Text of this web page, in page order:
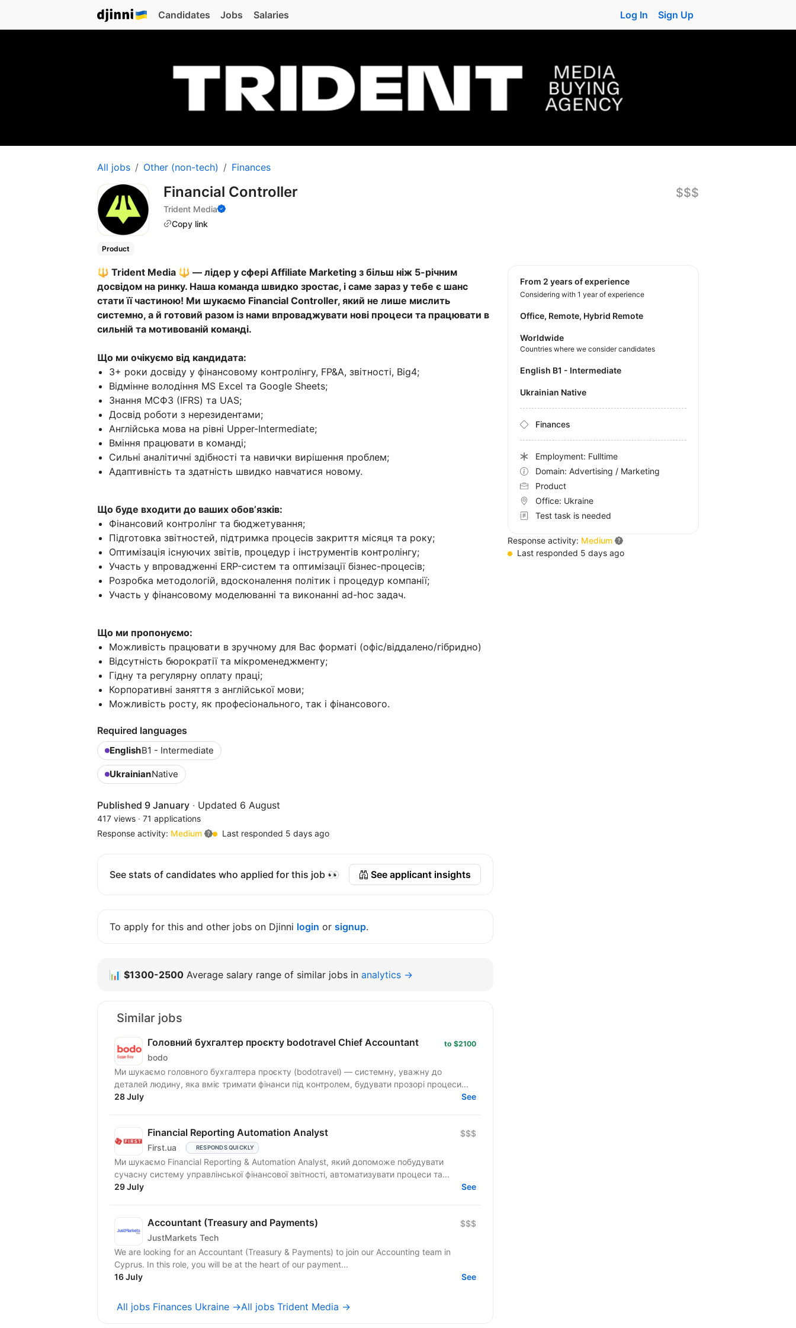
Candidates Jobs Salaries Log In Sign Up
All jobs Other (non-tech) Finances
Financial Controller
Trident Media
Copy link
$$$
Product
🔱 Trident Media 🔱 — лідер у сфері Affiliate Marketing з більш ніж 5-річним
досвідом на ринку. Наша команда швидко зростає, і саме зараз у тебе є шанс
стати її частиною! Ми шукаємо Financial Controller, який не лише мислить
системно, а й готовий разом із нами впроваджувати нові процеси та працювати в
сильній та мотивованій команді.
Що ми очікуємо від кандидата:
3+ роки досвіду у фінансовому контролінгу, FP&A, звітності, Big4;
Відмінне володіння MS Excel та Google Sheets;
Знання МСФЗ (IFRS) та UAS;
Досвід роботи з нерезидентами;
Англійська мова на рівні Upper-Intermediate;
Вміння працювати в команді;
Сильні аналітичні здібності та навички вирішення проблем;
Адаптивність та здатність швидко навчатися новому.
Що буде входити до ваших обовʼязків:
Фінансовий контролінг та бюджетування;
Підготовка звітностей, підтримка процесів закриття місяця та року;
Оптимізація існуючих звітів, процедур і інструментів контролінгу;
Участь у впровадженні ERP-систем та оптимізації бізнес-процесів;
Розробка методологій, вдосконалення політик і процедур компанії;
Участь у фінансовому моделюванні та виконанні ad-hoc задач.
Що ми пропонуємо:
Можливість працювати в зручному для Вас форматі (офіс/віддалено/гібридно)
Відсутність бюрократії та мікроменеджменту;
Гідну та регулярну оплату праці;
Корпоративні заняття з англійської мови;
Можливість росту, як професіонального, так і фінансового.
Required languages
EnglishB1 - Intermediate
UkrainianNative
Published 9 January · Updated 6 August
417 views · 71 applications
Response activity: Medium Last responded 5 days ago
See stats of candidates who applied for this job 👀 See applicant insights
To apply for this and other jobs on Djinni login or signup.
from 2 years of experience
Considering with 1 year of experience
Office, Remote, Hybrid Remote
Worldwide
Countries where we consider candidates
English B1 - Intermediate
Ukrainian Native
Finances
Employment: Fulltime
Domain: Advertising / Marketing
Product
Office: Ukraine
Test task is needed
Response activity: Medium
Last responded 5 days ago
📊 $1300-2500 Average salary range of similar jobs in analytics →
Similar jobs
Головний бухгалтер проєкту bodotravel Chief Accountant
bodo
to $2100
Ми шукаємо головного бухгалтера проєкту (bodotravel) — системну, уважну до
деталей людину, яка вміє тримати фінанси під контролем, будувати прозорі процеси...
28 July
See
Financial Reporting Automation Analyst
First.ua RESPONDS QUICKLY
$$$
Ми шукаємо Financial Reporting & Automation Analyst, який допоможе побудувати
сучасну систему управлінської фінансової звітності, автоматизувати процеси та...
29 July
See
Accountant (Treasury and Payments)
JustMarkets Tech
$$$
We are looking for an Accountant (Treasury & Payments) to join our Accounting team in
Cyprus. In this role, you will be at the heart of our payment...
16 July
See
All jobs Finances Ukraine →All jobs Trident Media →